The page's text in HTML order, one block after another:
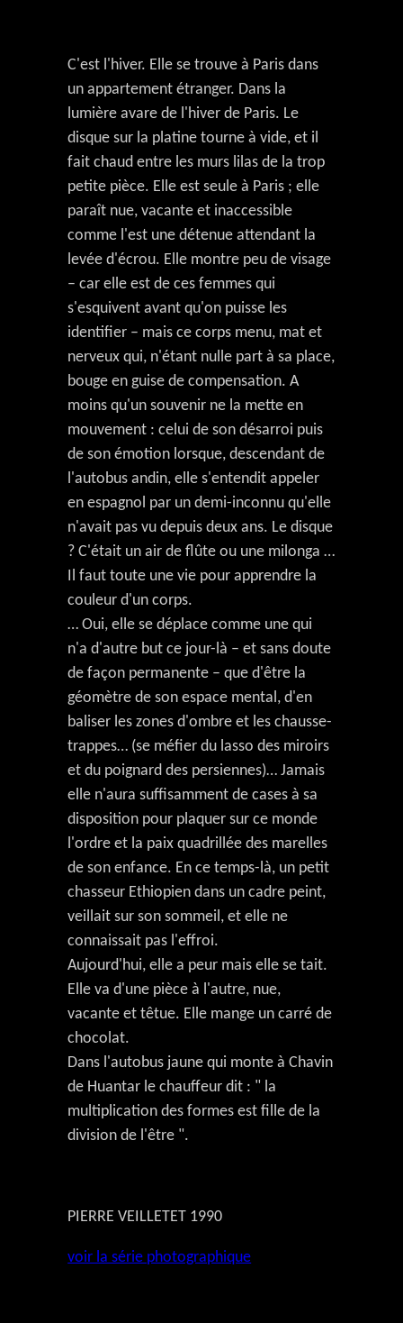
C'est l'hiver. Elle se trouve à Paris dans
un appartement étranger. Dans la
lumière avare de l'hiver de Paris. Le
disque sur la platine tourne à vide, et il
fait chaud entre les murs lilas de la trop
petite pièce. Elle est seule à Paris ; elle
paraît nue, vacante et inaccessible
comme l'est une détenue attendant la
levée d'écrou. Elle montre peu de visage
– car elle est de ces femmes qui
s'esquivent avant qu'on puisse les
identifier – mais ce corps menu, mat et
nerveux qui, n'étant nulle part à sa place,
bouge en guise de compensation. A
moins qu'un souvenir ne la mette en
mouvement : celui de son désarroi puis
de son émotion lorsque, descendant de
l'autobus andin, elle s'entendit appeler
en espagnol par un demi-inconnu qu'elle
n'avait pas vu depuis deux ans. Le disque
? C'était un air de flûte ou une milonga …
Il faut toute une vie pour apprendre la
couleur d'un corps.
… Oui, elle se déplace comme une qui
n'a d'autre but ce jour-là – et sans doute
de façon permanente – que d'être la
géomètre de son espace mental, d'en
baliser les zones d'ombre et les chausse-
trappes… (se méfier du lasso des miroirs
et du poignard des persiennes)… Jamais
elle n'aura suffisamment de cases à sa
disposition pour plaquer sur ce monde
l'ordre et la paix quadrillée des marelles
de son enfance. En ce temps-là, un petit
chasseur Ethiopien dans un cadre peint,
veillait sur son sommeil, et elle ne
connaissait pas l'effroi.
Aujourd'hui, elle a peur mais elle se tait.
Elle va d'une pièce à l'autre, nue,
vacante et têtue. Elle mange un carré de
chocolat.
Dans l'autobus jaune qui monte à Chavin
de Huantar le chauffeur dit : " la
multiplication des formes est fille de la
division de l'être ".
PIERRE VEILLETET 1990
voir la série photographique